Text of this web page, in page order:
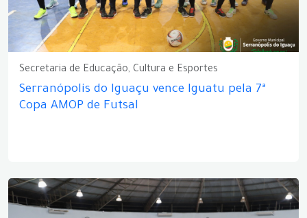
Secretaria de Educação, Cultura e Esportes
Serranópolis do Iguaçu vence Iguatu pela 7ª
Copa AMOP de Futsal